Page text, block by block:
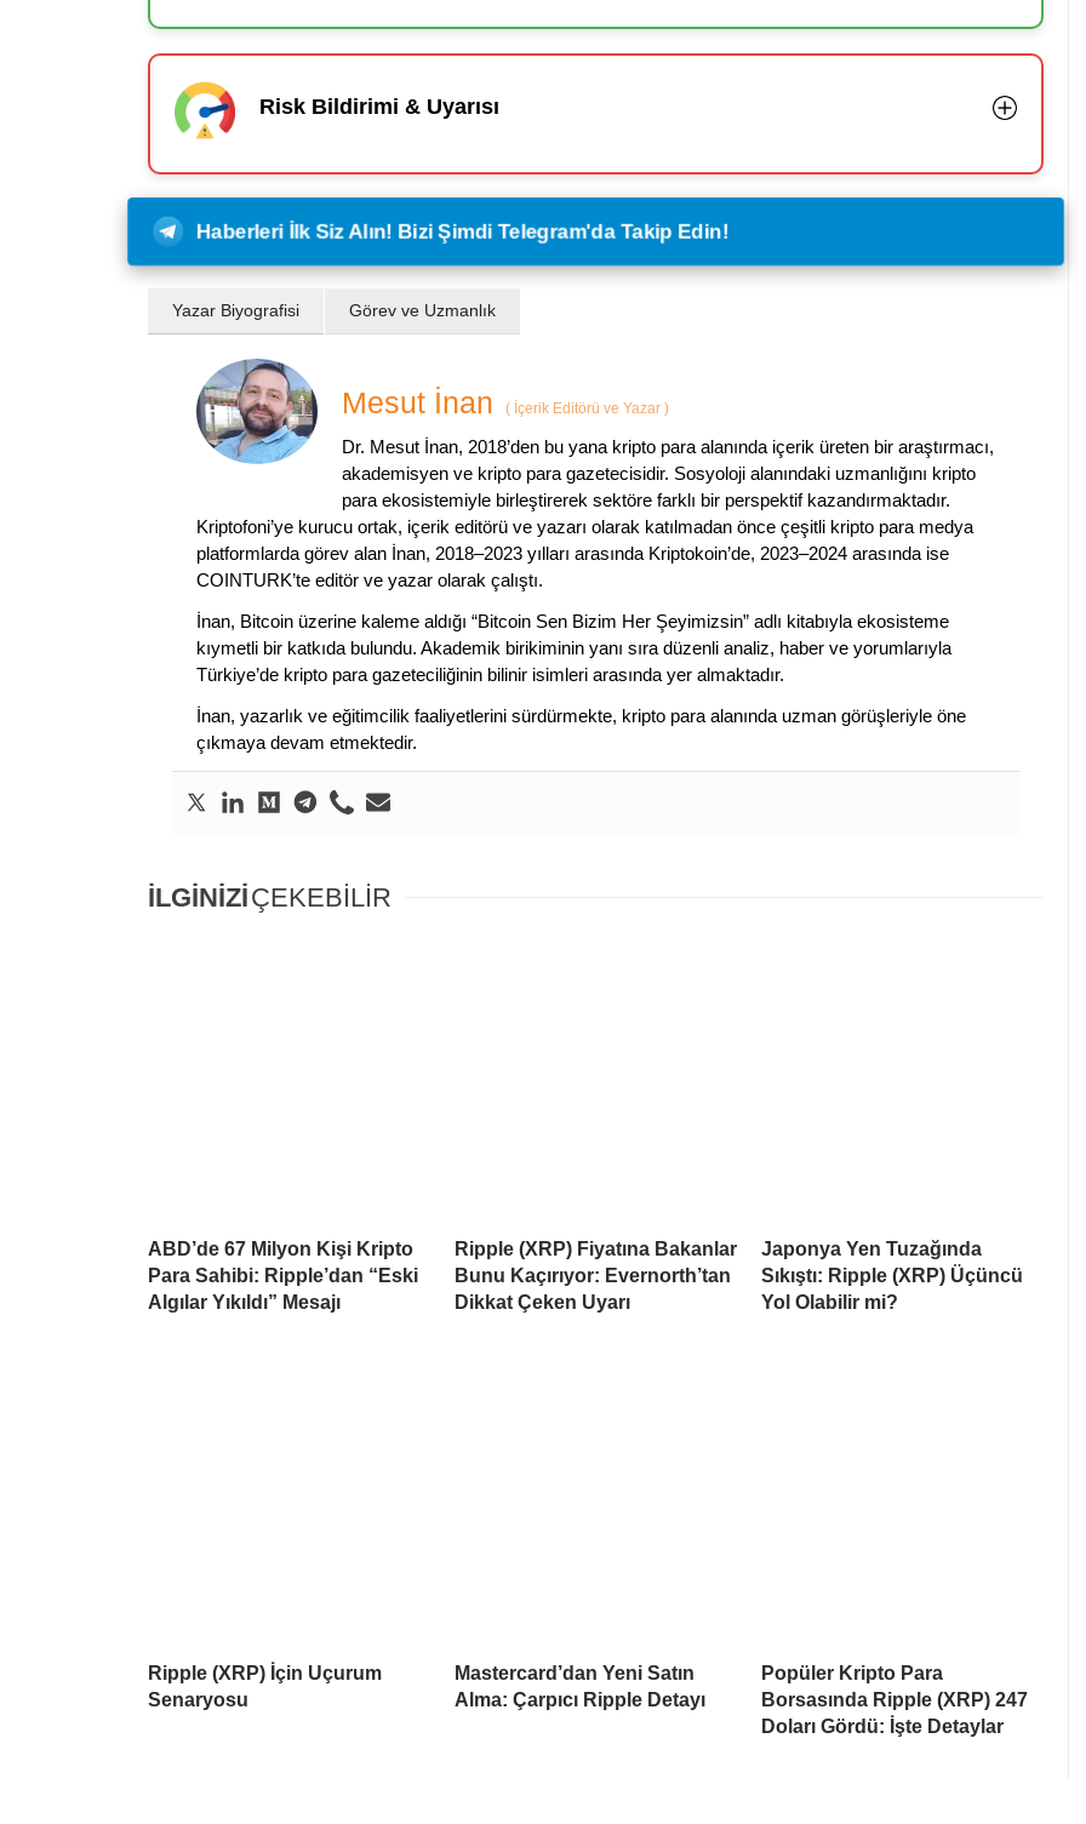
Risk Bildirimi & Uyarısı
Haberleri İlk Siz Alın! Bizi Şimdi Telegram'da Takip Edin!
Yazar Biyografisi Görev ve Uzmanlık
Mesut İnan ( İçerik Editörü ve Yazar )
Dr. Mesut İnan, 2018’den bu yana kripto para alanında içerik üreten bir araştırmacı,
akademisyen ve kripto para gazetecisidir. Sosyoloji alanındaki uzmanlığını kripto
para ekosistemiyle birleştirerek sektöre farklı bir perspektif kazandırmaktadır.
Kriptofoni’ye kurucu ortak, içerik editörü ve yazarı olarak katılmadan önce çeşitli kripto para medya
platformlarda görev alan İnan, 2018–2023 yılları arasında Kriptokoin’de, 2023–2024 arasında ise
COINTURK’te editör ve yazar olarak çalıştı.
İnan, Bitcoin üzerine kaleme aldığı “Bitcoin Sen Bizim Her Şeyimizsin” adlı kitabıyla ekosisteme
kıymetli bir katkıda bulundu. Akademik birikiminin yanı sıra düzenli analiz, haber ve yorumlarıyla
Türkiye’de kripto para gazeteciliğinin bilinir isimleri arasında yer almaktadır.
İnan, yazarlık ve eğitimcilik faaliyetlerini sürdürmekte, kripto para alanında uzman görüşleriyle öne
çıkmaya devam etmektedir.
İLGİNİZİÇEKEBİLİR
ABD’de 67 Milyon Kişi Kripto
Para Sahibi: Ripple’dan “Eski
Algılar Yıkıldı” Mesajı
Ripple (XRP) Fiyatına Bakanlar
Bunu Kaçırıyor: Evernorth’tan
Dikkat Çeken Uyarı
Japonya Yen Tuzağında
Sıkıştı: Ripple (XRP) Üçüncü
Yol Olabilir mi?
Ripple (XRP) İçin Uçurum
Senaryosu
Mastercard’dan Yeni Satın
Alma: Çarpıcı Ripple Detayı
Popüler Kripto Para
Borsasında Ripple (XRP) 247
Doları Gördü: İşte Detaylar